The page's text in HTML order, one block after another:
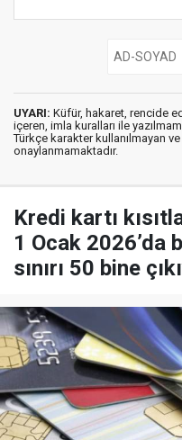
UYARI: Küfür, hakaret, rencide
içeren, imla kuralları ile
Türkçe karakter kullanılmayan
onaylanmamaktadır.
Kredi kartı
1 Ocak 2026’da
sınırı 50 bine